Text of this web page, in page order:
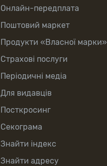
Онлайн-передплата
Поштовий маркет
Продукти «Власної марки»
Страхові послуги
Періодичні медіа
Для видавців
Посткросинг
Секограма
Знайти індекс
Знайти адресу